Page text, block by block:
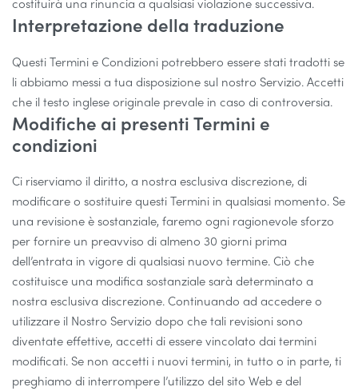
Interpretazione della traduzione
Questi Termini e Condizioni potrebbero essere stati tradotti se
li abbiamo messi a tua disposizione sul nostro Servizio. Accetti
che il testo inglese originale prevale in caso di controversia.
Modifiche ai presenti Termini e
condizioni
Ci riserviamo il diritto, a nostra esclusiva discrezione, di
modificare o sostituire questi Termini in qualsiasi momento. Se
una revisione è sostanziale, faremo ogni ragionevole sforzo
per fornire un preavviso di almeno 30 giorni prima
dell’entrata in vigore di qualsiasi nuovo termine. Ciò che
costituisce una modifica sostanziale sarà determinato a
nostra esclusiva discrezione. Continuando ad accedere o
utilizzare il Nostro Servizio dopo che tali revisioni sono
diventate effettive, accetti di essere vincolato dai termini
modificati. Se non accetti i nuovi termini, in tutto o in parte, ti
preghiamo di interrompere l’utilizzo del sito Web e del